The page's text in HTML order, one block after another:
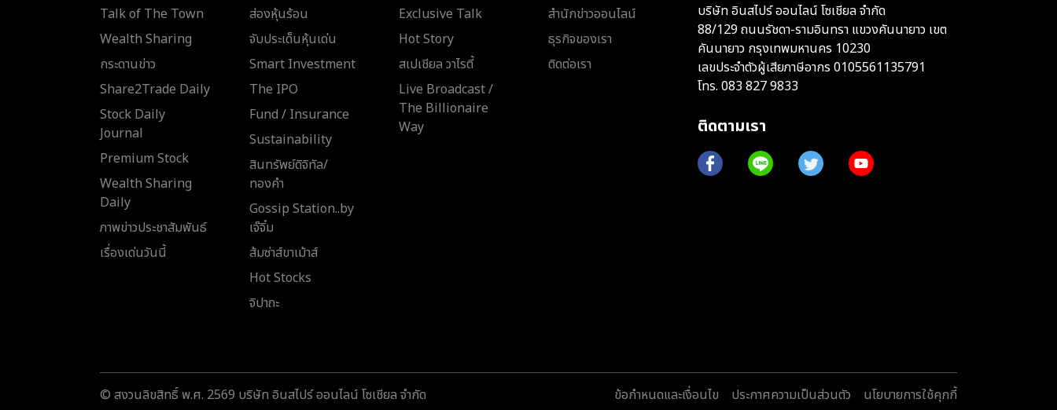
Talk of The Town
Wealth Sharing
กระดานข่าว
Share2Trade Daily
Stock Daily
Journal
Premium Stock
Wealth Sharing
Daily
ภาพข่าวประชาสัมพันธ์
เรื่องเด่นวันนี้
ส่องหุ้นร้อน
จับประเด็นหุ้นเด่น
Smart Investment
The IPO
Fund / Insurance
Sustainability
สินทรัพย์ดิจิทัล/
ทองคำ
Gossip Station..by
เจ๊จิ๋ม
ส้มซ่าส์ขาเม้าส์
Hot Stocks
จิปาถะ
Exclusive Talk
Hot Story
สเปเชียล วาไรตี้
Live Broadcast /
The Billionaire
Way
สำนักข่าวออนไลน์
ธุรกิจของเรา
ติดต่อเรา
บริษัท อินสไปร์ ออนไลน์ โซเชียล จำกัด
88/129 ถนนรัชดา-รามอินทรา แขวงคันนายาว เขต
คันนายาว กรุงเทพมหานคร 10230
เลขประจำตัวผู้เสียภาษีอากร 0105561135791
โทร. 083 827 9833
ติดตามเรา
© สงวนลิขสิทธิ์ พ.ศ. 2569 บริษัท อินสไปร์ ออนไลน์ โซเชียล จำกัด ข้อกำหนดและเงื่อนไข ประกาศความเป็นส่วนตัว นโยบายการใช้คุกกี้